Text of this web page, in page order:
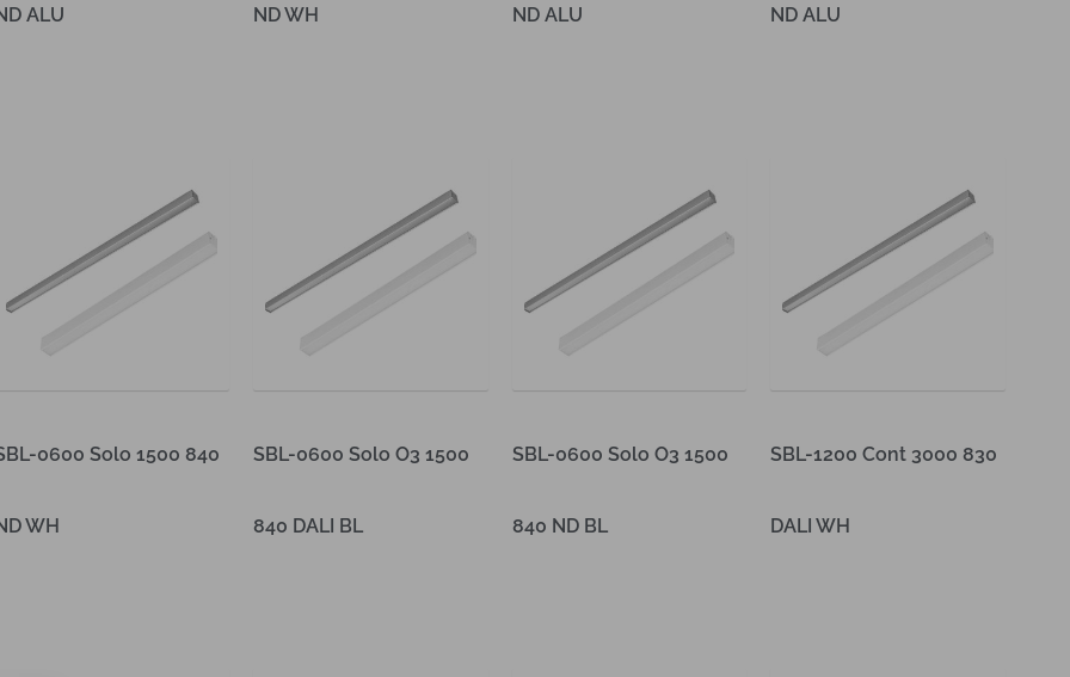
ALU ND WH ND ALU ND ALU
0600 Solo 1500 840
WH
SBL-0600 Solo O3 1500
840 DALI BL
SBL-0600 Solo O3 1500
840 ND BL
SBL-1200 Cont 3000 830
DALI WH